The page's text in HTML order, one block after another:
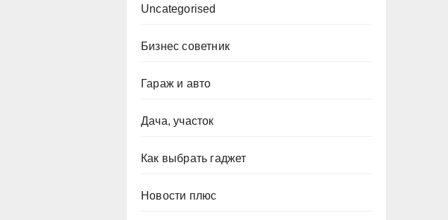
Uncategorised
Бизнес советник
Гараж и авто
Дача, участок
Как выбрать гаджет
Новости плюс